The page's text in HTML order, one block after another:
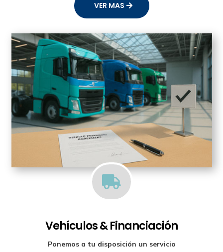
VER MAS

Vehículos & Financiación
Ponemos a tu disposición un servicio